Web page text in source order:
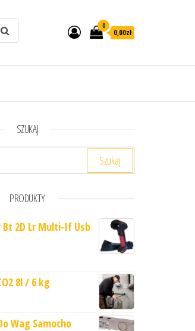
0
0,00zł
SZUKAJ
PRODUKTY
2D Lr Multi-If Usb
8l / 6 kg
Wag Samocho